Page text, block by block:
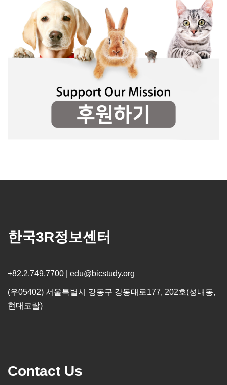
한국3R정보센터
+82.2.749.7700 | edu@bicstudy.org
(우05402) 서울특별시 강동구 강동대로177, 202호(성내동,
현대코랄)
Contact Us